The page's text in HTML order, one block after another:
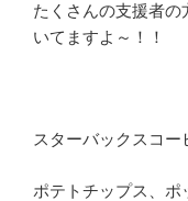
たくさんの支援者
いてますよ～！！
スターバックスコー
ポテトチップス、